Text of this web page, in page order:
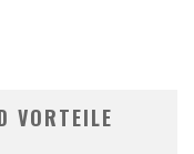
VORTEILE